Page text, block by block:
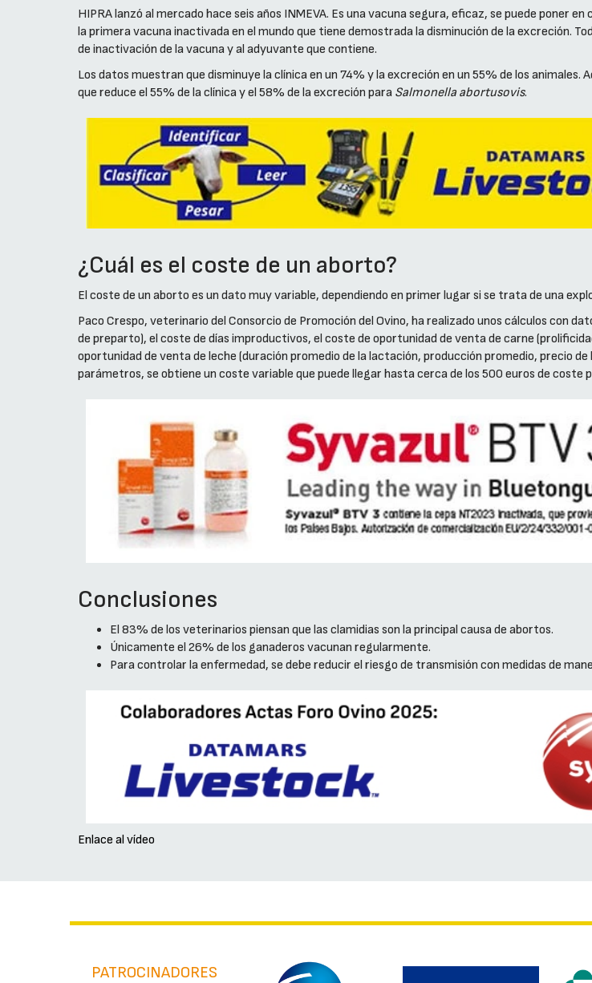
HIPRA lanzó al mercado hace seis años INMEVA. Es una vacuna segura, eficaz, se puede poner
la primera vacuna inactivada en el mundo que tiene demostrada la disminución de la excreción.
de inactivación de la vacuna y al adyuvante que contiene.
Los datos muestran que disminuye la clínica en un 74% y la excreción en un 55% de los
que reduce el 55% de la clínica y el 58% de la excreción para Salmonella abortusovis.
¿Cuál es el coste de un aborto?
El coste de un aborto es un dato muy variable, dependiendo en primer lugar si se trata de una
Paco Crespo, veterinario del Consorcio de Promoción del Ovino, ha realizado unos cálculos con
de preparto), el coste de días improductivos, el coste de oportunidad de venta de carne
oportunidad de venta de leche (duración promedio de la lactación, producción promedio, precio
parámetros, se obtiene un coste variable que puede llegar hasta cerca de los 500 euros de coste
Conclusiones
El 83% de los veterinarios piensan que las clamidias son la principal causa de abortos.
Únicamente el 26% de los ganaderos vacunan regularmente.
Para controlar la enfermedad, se debe reducir el riesgo de transmisión con medidas de
Enlace al vídeo
PATROCINADORES